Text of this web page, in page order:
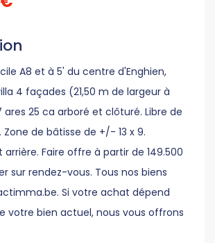
A8 et à 5' du centre d'Enghien,
4 façades (21,50 m de largeur à
25 ca arboré et clôturé. Libre de
de bâtisse de +/- 13 x 9.
Faire offre à partir de 149.500
sur rendez-vous. Tous nos biens
Si votre achat dépend
votre bien actuel, nous vous offrons